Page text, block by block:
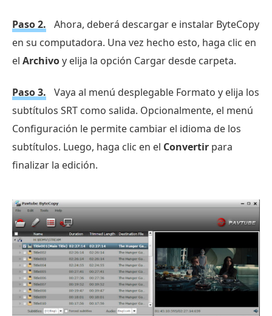
Paso 2.
Ahora, deberá descargar e instalar ByteCopy
en su computadora. Una vez hecho esto, haga clic en
el Archivoy elija la opción Cargar desde carpeta.
Paso 3.
Vaya al menú desplegable Formato y elija los
subtítulos SRT como salida. Opcionalmente, el menú
Configuración le permite cambiar el idioma de los
subtítulos. Luego, haga clic en el Convertir para
finalizar la edición.